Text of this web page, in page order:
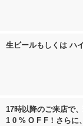
生ビールもしくは ハ
17時以降のご来店で
1 0 % O F F！さらに